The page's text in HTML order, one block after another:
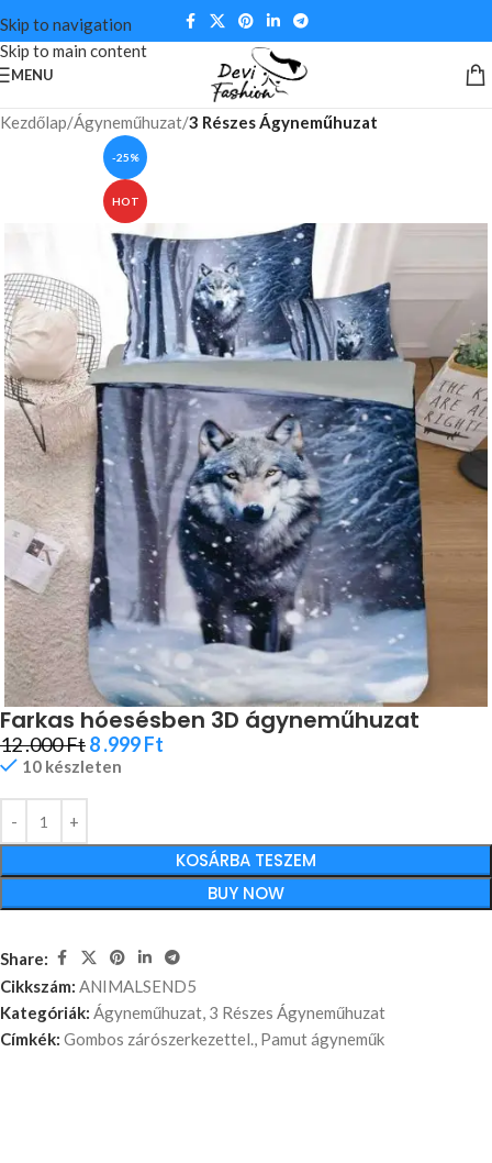
Skip to navigation
Skip to main content
MENU
Kezdőlap Ágyneműhuzat 3 Részes Ágyneműhuzat
-25%
HOT
Farkas hóesésben 3D ágyneműhuzat
12 .000Ft8 .999Ft
10 készleten
KOSÁRBA TESZEM
BUY NOW
Share:
Cikkszám: ANIMALSEND5
Kategóriák: Ágyneműhuzat, 3 Részes Ágyneműhuzat
Címkék: Gombos zárószerkezettel., Pamut ágyneműk